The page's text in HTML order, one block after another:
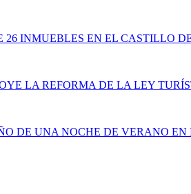
26 INMUEBLES EN EL CASTILLO
LA REFORMA DE LA LEY
DE UNA NOCHE DE VERANO EN